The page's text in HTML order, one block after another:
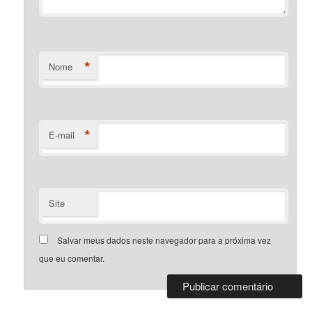
Nome *
E-mail *
Site
Salvar meus dados neste navegador para a próxima vez
que eu comentar.